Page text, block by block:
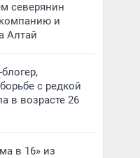
северянин
и
Алтай
с редкой
в возрасте 26
в 16» из